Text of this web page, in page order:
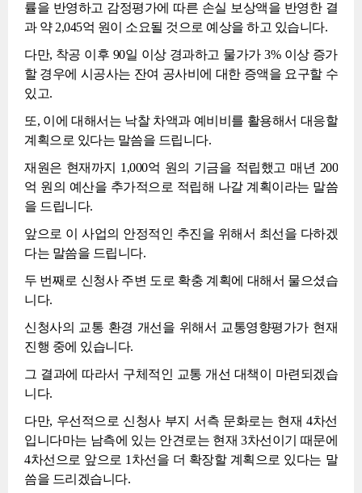
률을 반영하고 감정평가에 따른 손실 보상액을 반영한 결
과 약 2,045억 원이 소요될 것으로 예상을 하고 있습니다.
다만, 착공 이후 90일 이상 경과하고 물가가 3% 이상 증가
할 경우에 시공사는 잔여 공사비에 대한 증액을 요구할 수
있고.
또, 이에 대해서는 낙찰 차액과 예비비를 활용해서 대응할
계획으로 있다는 말씀을 드립니다.
재원은 현재까지 1,000억 원의 기금을 적립했고 매년 200
억 원의 예산을 추가적으로 적립해 나갈 계획이라는 말씀
을 드립니다.
앞으로 이 사업의 안정적인 추진을 위해서 최선을 다하겠
다는 말씀을 드립니다.
두 번째로 신청사 주변 도로 확충 계획에 대해서 물으셨습
니다.
신청사의 교통 환경 개선을 위해서 교통영향평가가 현재
진행 중에 있습니다.
그 결과에 따라서 구체적인 교통 개선 대책이 마련되겠습
니다.
다만, 우선적으로 신청사 부지 서측 문화로는 현재 4차선
입니다마는 남측에 있는 안견로는 현재 3차선이기 때문에
4차선으로 앞으로 1차선을 더 확장할 계획으로 있다는 말
씀을 드리겠습니다.